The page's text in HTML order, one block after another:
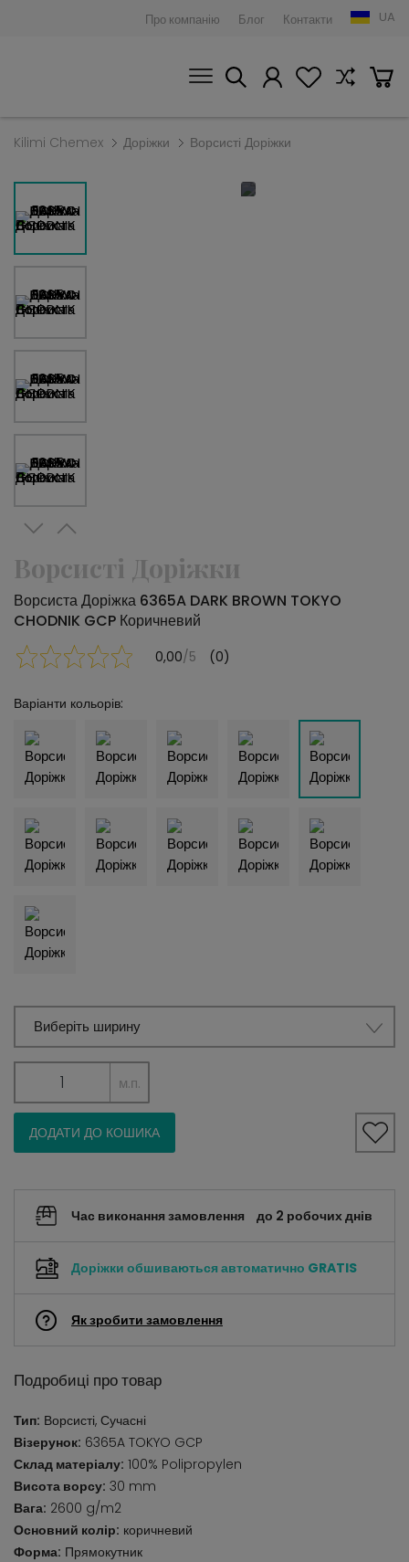
Про компанію Блог Контакти UA
Kilimi Chemex Доріжки Ворсисті Доріжки
Ворсисті Доріжки
Ворсиста Доріжка 6365A DARK BROWN TOKYO
CHODNIK GCP Коричневий
0,00/5 (0)
Варіанти кольорів:
Виберіть ширину
м.п.
ДОДАТИ ДО КОШИКА
Час виконання замовлення до 2 робочих днів
Доріжки обшиваються автоматично GRATIS
Як зробити замовлення
Подробиці про товар
Тип: Ворсисті, Сучасні
Візерунок: 6365A TOKYO GCP
Склад матеріалу: 100% Polipropylen
Висота ворсу: 30 mm
Вага: 2600 g/m2
Основний колір: коричневий
Форма: Прямокутник